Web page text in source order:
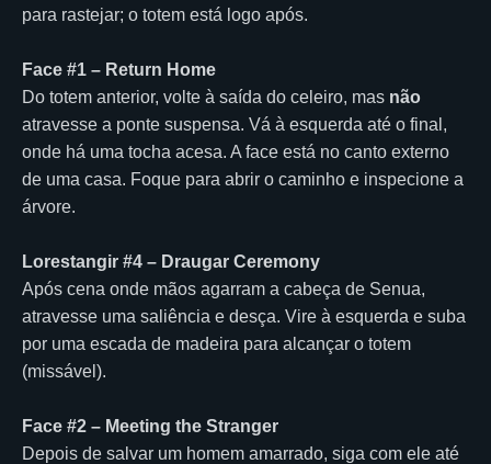
para rastejar; o totem está logo após.
Face #1 – Return Home
Do totem anterior, volte à saída do celeiro, mas não
atravesse a ponte suspensa. Vá à esquerda até o final,
onde há uma tocha acesa. A face está no canto externo
de uma casa. Foque para abrir o caminho e inspecione a
árvore.
Lorestangir #4 – Draugar Ceremony
Após cena onde mãos agarram a cabeça de Senua,
atravesse uma saliência e desça. Vire à esquerda e suba
por uma escada de madeira para alcançar o totem
(missável).
Face #2 – Meeting the Stranger
Depois de salvar um homem amarrado, siga com ele até